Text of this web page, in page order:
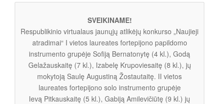
SVEIKINAME!
Respublikinio virtualaus jaunųjų atlikėjų konkurso „Naujieji
atradimai“ I vietos laureates fortepijono papildomo
instrumento grupėje Sofiją Bernatonytę (4 kl.), Godą
Gelažauskaitę (7 kl.), Izabelę Krupoviesaitę (8 kl.), jų
mokytoją Saulę Augustiną Žostautaitę. II vietos
laureates fortepijono solo instrumento grupėje
Ievą Pitkauskaitę (5 kl.), Gabiją Amilevičiūtę (9 kl.) jų